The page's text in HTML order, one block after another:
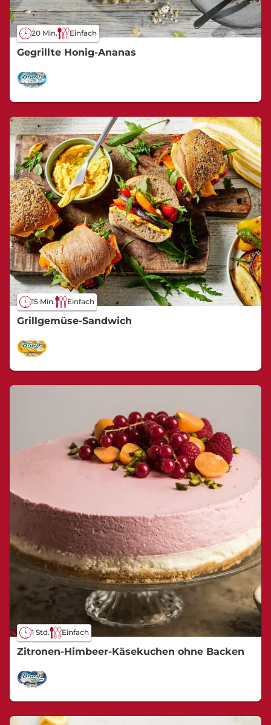
20 Min. Einfach
Gegrillte Honig-Ananas
15 Min. Einfach
Grillgemüse-Sandwich
1 Std. Einfach
Zitronen-Himbeer-Käsekuchen ohne Backen